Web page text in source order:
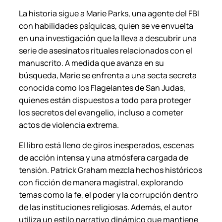
a
n
t
i
d
a
d
La historia sigue a Marie Parks, una agente del FBI
con habilidades psíquicas, quien se ve envuelta
en una investigación que la lleva a descubrir una
serie de asesinatos rituales relacionados con el
manuscrito. A medida que avanza en su
búsqueda, Marie se enfrenta a una secta secreta
conocida como losFlagelantes de San Judas,
quienes están dispuestos a todo para proteger
los secretos del evangelio, incluso a cometer
actos de violencia extrema.
El libro está lleno de giros inesperados, escenas
de acción intensa y una atmósfera cargada de
tensión. Patrick Graham mezcla hechos históricos
con ficción de manera magistral, explorando
temas como la fe, el poder y la corrupción dentro
de las instituciones religiosas. Además, el autor
utiliza un estilo narrativo dinámico que mantiene